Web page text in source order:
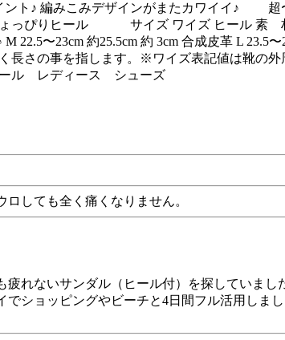
ト♪ 編みこみデザインがまたカワイイ♪ 超
っぴりヒール サイズ ワイズ ヒール 素 材
〜23cm 約25.5cm 約 3cm 合成皮革 L 23.5
く長さの事を指します。※ワイズ表記値は
ル レディース シューズ
しても全く痛くなりません。
れないサンダル（ヒール付）を探していま
ショッピングやビーチと4日間フル活用しま